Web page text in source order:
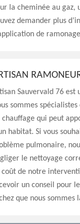
la cheminée au gaz,
demander plus
de
Sauvervald 76
sommes
chauffage qui peut
habitat. Si vous
pulmonaire,
le nettoyage
coût de notre
un conseil pour
que nous sommes